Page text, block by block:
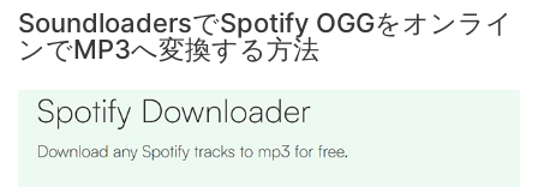
SoundloadersでSpotify OGGをオンライ
ンでMP3へ変換する方法